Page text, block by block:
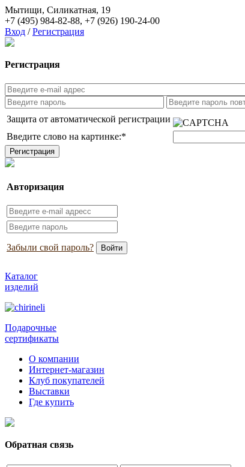
Мытищи, Силикатная, 19
+7 (495) 984-82-88, +7 (926) 190-24-00
Вход / Регистрация
Регистрация
Защита от автоматической регистрации
Введите слово на картинке:*
Авторизация
Забыли свой пароль?
Каталог
изделий
Подарочные
сертификаты
О компании
Интернет-магазин
Клуб покупателей
Выставки
Где купить
Обратная связь